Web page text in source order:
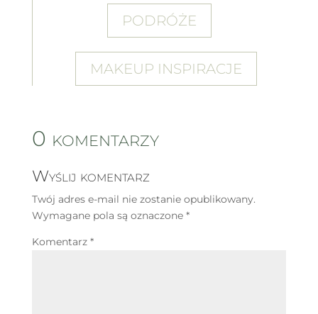
PODRÓŻE
MAKEUP INSPIRACJE
0 komentarzy
Wyślij komentarz
Twój adres e-mail nie zostanie opublikowany.
Wymagane pola są oznaczone *
Komentarz *